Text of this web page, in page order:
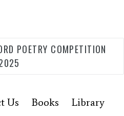
POETRY COMPETITION
Us Books
Library